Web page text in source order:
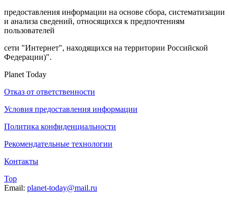
предоставления информации на основе сбора, систематизации
и анализа сведений, относящихся к предпочтениям
пользователей
сети "Интернет", находящихся на территории Российской
Федерации)".
Planet Today
Отказ от ответственности
Условия предоставления информации
Политика конфиденциальности
Рекомендательные технологии
Контакты
Top
Email: planet-today@mail.ru